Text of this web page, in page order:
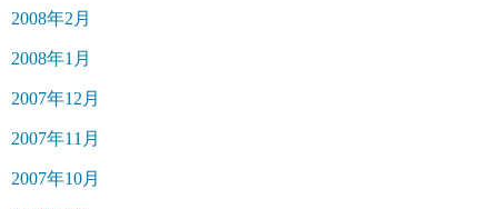
2008年2月
2008年1月
2007年12月
2007年11月
2007年10月